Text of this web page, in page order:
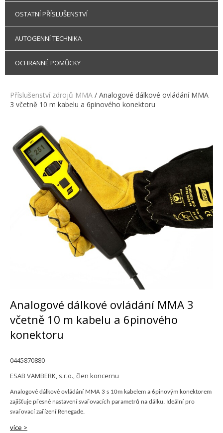
OSTATNÍ PŘÍSLUŠENSTVÍ
AUTOGENNÍ TECHNIKA
OCHRANNÉ POMŮCKY
Příslušenství zdrojů MMA / Analogové dálkové ovládání MMA
3 včetně 10 m kabelu a 6pinového konektoru
Analogové dálkové ovládání MMA 3
včetně 10 m kabelu a 6pinového
konektoru
0445870880
ESAB VAMBERK, s.r.o., člen koncernu
Analogové dálkové ovládání MMA 3 s 10m kabelem a 6pinovým konektorem
zajišťuje přesné nastavení svařovacích parametrů na dálku. Ideální pro
svařovací zařízení Renegade.
více >